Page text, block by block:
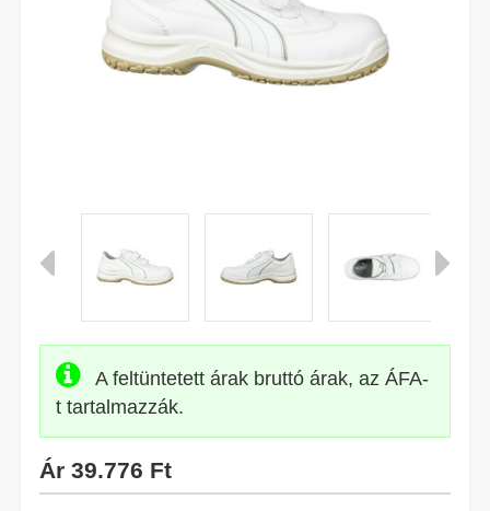
A feltüntetett árak bruttó árak, az ÁFA-
t tartalmazzák.
Ár39.776 Ft